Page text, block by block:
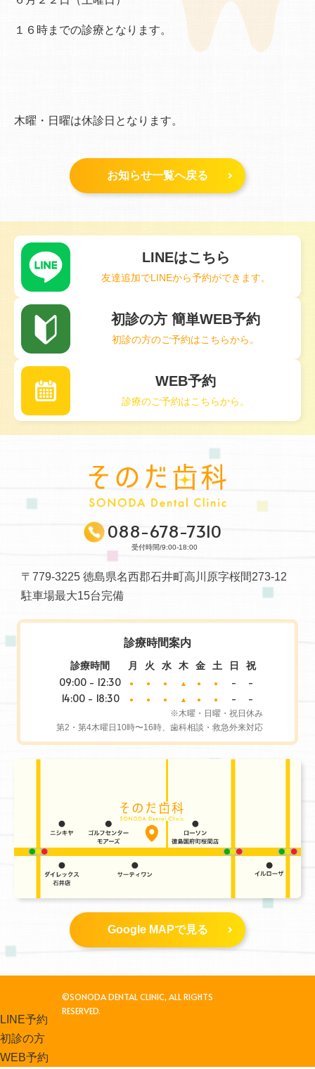
１６時までの診療となります。
木曜・日曜は休診日となります。
お知らせ一覧へ戻る
LINEはこちら
友達追加でLINEから予約ができます。
初診の方 簡単WEB予約
初診の方のご予約はこちらから。
WEB予約
診療のご予約はこちらから。
088-678-7310
受付時間/9:00-18:00
〒779-3225 徳島県名西郡石井町高川原字桜間273-12
駐車場最大15台完備
診療時間案内
診療時間 月 火 水 木 金 土 日 祝
09:00 - 12:30 ● ● ● ▲ ● ● -
-
14:00 - 18:30
● ● ● ▲ ● ● - -
※木曜・日曜・祝日休み
第2・第4木曜日10時〜16時、歯科相談・救急外来対応
Google MAPで見る
LINE予約
初診の方
WEB予約
©SONODA DENTAL CLINIC, ALL RIGHTS
RESERVED.